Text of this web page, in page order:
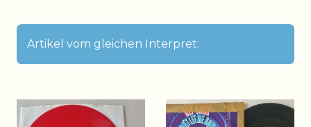
Artikel vom gleichen Interpret: